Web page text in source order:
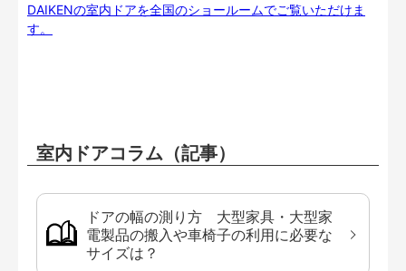
DAIKENの室内ドアを全国のショールームでご覧いただけま
す。
室内ドアコラム（記事）
ドアの幅の測り方 大型家具・大型家
電製品の搬入や車椅子の利用に必要な
サイズは？